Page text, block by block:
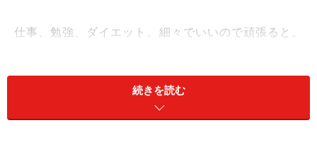
仕事、勉強、ダイエット、細々でいいので頑張ると、
週は連日1回でもいいのです。とにかく、続ける、つな
続きを読む